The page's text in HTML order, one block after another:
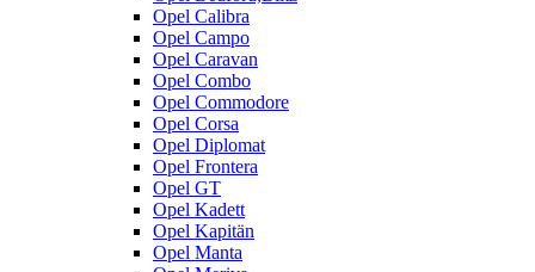
Opel Calibra
Opel Campo
Opel Caravan
Opel Combo
Opel Commodore
Opel Corsa
Opel Diplomat
Opel Frontera
Opel GT
Opel Kadett
Opel Kapitän
Opel Manta